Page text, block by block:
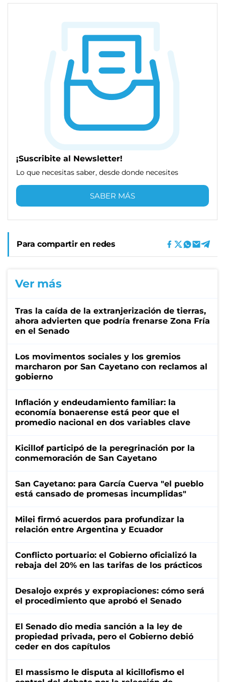
¡Suscribite al Newsletter!
Lo que necesitas saber, desde donde necesites
SABER MÁS
Para compartir en redes
Ver más
Tras la caída de la extranjerización de tierras,
ahora advierten que podría frenarse Zona Fría
en el Senado
Los movimentos sociales y los gremios
marcharon por San Cayetano con reclamos al
gobierno
Inflación y endeudamiento familiar: la
economía bonaerense está peor que el
promedio nacional en dos variables clave
Kicillof participó de la peregrinación por la
conmemoración de San Cayetano
San Cayetano: para García Cuerva "el pueblo
está cansado de promesas incumplidas"
Milei firmó acuerdos para profundizar la
relación entre Argentina y Ecuador
Conflicto portuario: el Gobierno oficializó la
rebaja del 20% en las tarifas de los prácticos
Desalojo exprés y expropiaciones: cómo será
el procedimiento que aprobó el Senado
El Senado dio media sanción a la ley de
propiedad privada, pero el Gobierno debió
ceder en dos capítulos
El massismo le disputa al kicillofismo el